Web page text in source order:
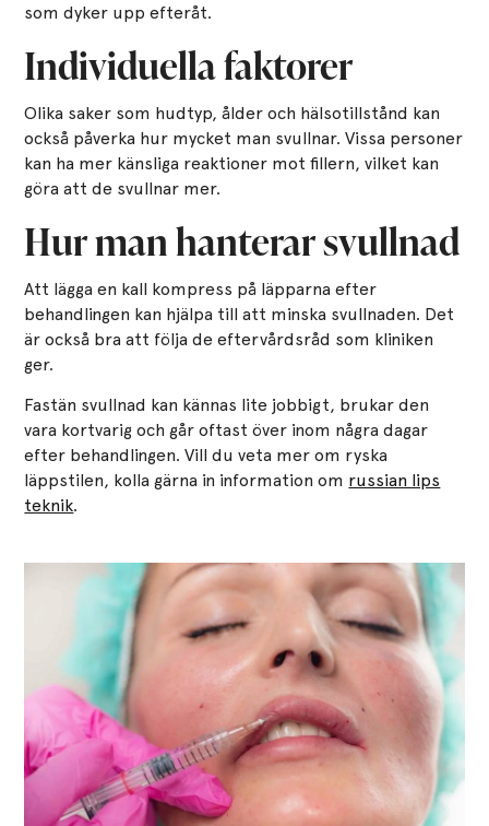
som dyker upp efteråt.
Individuella faktorer
Olika saker som hudtyp, ålder och hälsotillstånd kan
också påverka hur mycket man svullnar. Vissa personer
kan ha mer känsliga reaktioner mot fillern, vilket kan
göra att de svullnar mer.
Hur man hanterar svullnad
Att lägga en kall kompress på läpparna efter
behandlingen kan hjälpa till att minska svullnaden. Det
är också bra att följa de eftervårdsråd som kliniken
ger.
Fastän svullnad kan kännas lite jobbigt, brukar den
vara kortvarig och går oftast över inom några dagar
efter behandlingen. Vill du veta mer om ryska
läppstilen, kolla gärna in information om russian lips
teknik.